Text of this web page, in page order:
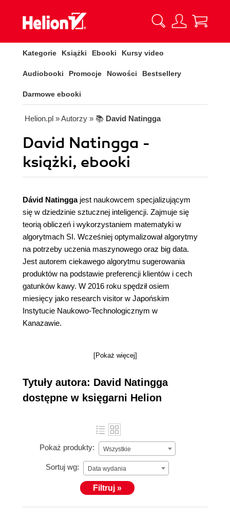
Kategorie Książki Ebooki Kursy video
Audiobooki Promocje Nowości Bestsellery
Darmowe ebooki
Helion.pl » Autorzy » 📚 David Natingga
David Natingga -
książki, ebooki
Dávid Natinggajest naukowcem specjalizującym
się w dziedzinie sztucznej inteligencji. Zajmuje się
teorią obliczeń i wykorzystaniem matematyki w
algorytmach SI. Wcześniej optymalizował algorytmy
na potrzeby uczenia maszynowego oraz big data.
Jest autorem ciekawego algorytmu sugerowania
produktów na podstawie preferencji klientów i cech
gatunków kawy. W 2016 roku spędził osiem
miesięcy jako research visitor w Japońskim
Instytucie Naukowo-Technologicznym w
Kanazawie.
[Pokaż więcej]
Tytuły autora: David Natingga
dostępne w księgarni Helion
Pokaż produkty: Wszystkie
Sortuj wg: Data wydania
Filtruj »